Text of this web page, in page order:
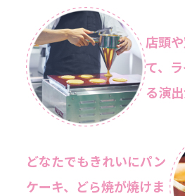
店頭
て、
る演
どなたでもきれいにパン
ケーキ、どら焼が焼けま